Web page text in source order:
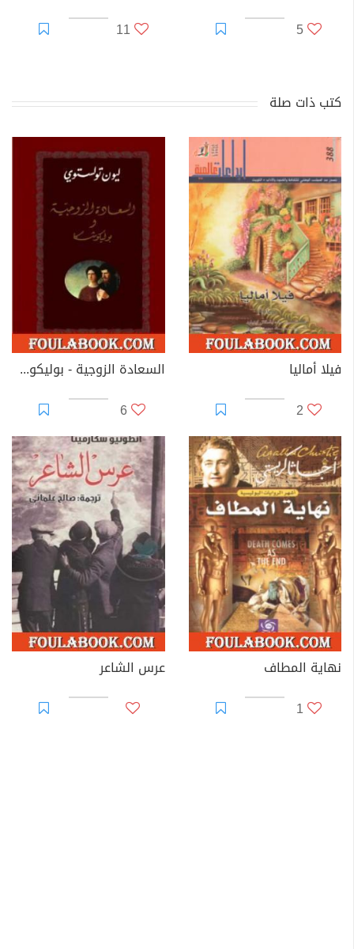
5
11
كتب ذات صلة
فيلا أماليا
2
السعادة الزوجية - بوليكوشكا
6
نهاية المطاف
1
عرس الشاعر